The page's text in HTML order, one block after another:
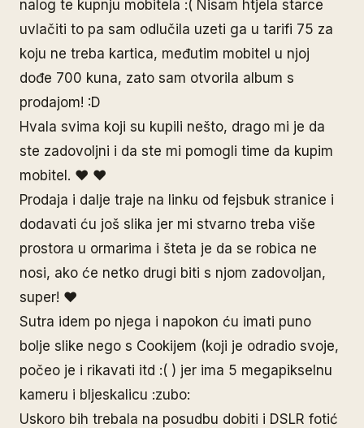
nalog te kupnju mobitela :( Nisam htjela starce
uvlačiti to pa sam odlučila uzeti ga u tarifi 75 za
koju ne treba kartica, međutim mobitel u njoj
dođe 700 kuna, zato sam otvorila album s
prodajom! :D
Hvala svima koji su kupili nešto, drago mi je da
ste zadovoljni i da ste mi pomogli time da kupim
mobitel. ♥ ♥
Prodaja i dalje traje na linku od fejsbuk stranice i
dodavati ću još slika jer mi stvarno treba više
prostora u ormarima i šteta je da se robica ne
nosi, ako će netko drugi biti s njom zadovoljan,
super! ♥
Sutra idem po njega i napokon ću imati puno
bolje slike nego s Cookijem (koji je odradio svoje,
počeo je i rikavati itd :( ) jer ima 5 megapikselnu
kameru i bljeskalicu :zubo:
Uskoro bih trebala na posudbu dobiti i DSLR fotić